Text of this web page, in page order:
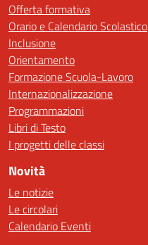
Offerta formativa
Orario e Calendario Scolastico
Inclusione
Orientamento
Formazione Scuola-Lavoro
Internazionalizzazione
Programmazioni
Libri di Testo
I progetti delle classi
Novità
Le notizie
Le circolari
Calendario Eventi